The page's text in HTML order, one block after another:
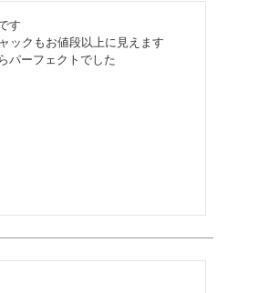
す
ックもお値段以上に見えます
パーフェクトでした